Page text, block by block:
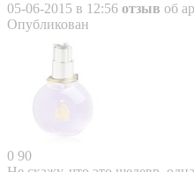
05-06-2015 в 12:56 отзыв об
Опубликован
0 90